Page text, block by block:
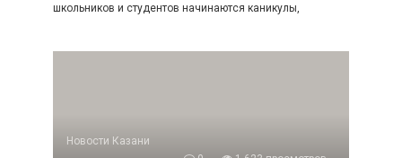
школьников и студентов начинаются каникулы,
Новости Казани